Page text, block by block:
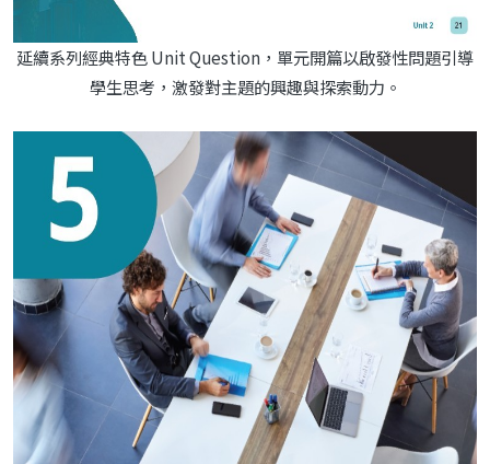
延續系列經典特色 Unit Question，單元開篇以啟發性問題引導
學生思考，激發對主題的興趣與探索動力。